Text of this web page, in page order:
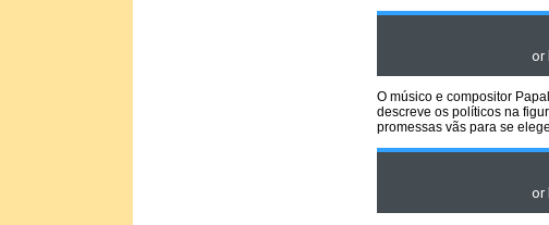
O músico e compositor
descreve os políticos na
promessas vãs para se